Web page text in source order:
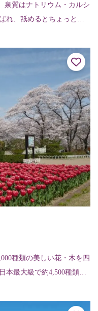
泉質はナトリウム・カルシ
れ、舐めるとちょっとし
種類の美しい花・木を四
本最大級で約4,500種類も